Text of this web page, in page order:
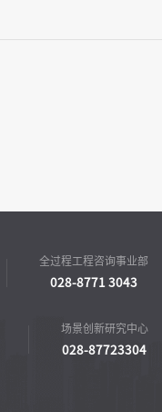
全过程工程咨询事业部
028-8771 3043
场景创新研究中心
028-87723304